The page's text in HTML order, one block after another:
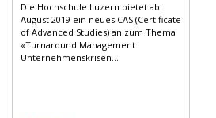
Die Hochschule Luzern bietet ab
August 2019 ein neues CAS (Certificate
of Advanced Studies) an zum Thema
«Turnaround Management
Unternehmenskrisen...